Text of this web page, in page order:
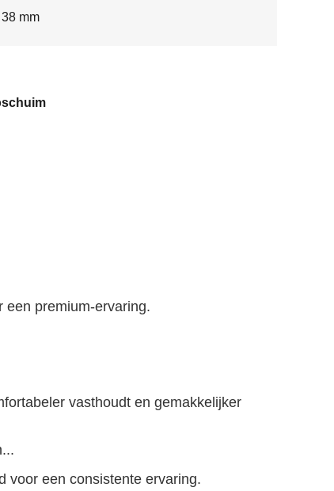
mm
een premium-ervaring.
vasthoudt en gemakkelijker
voor een consistente ervaring.